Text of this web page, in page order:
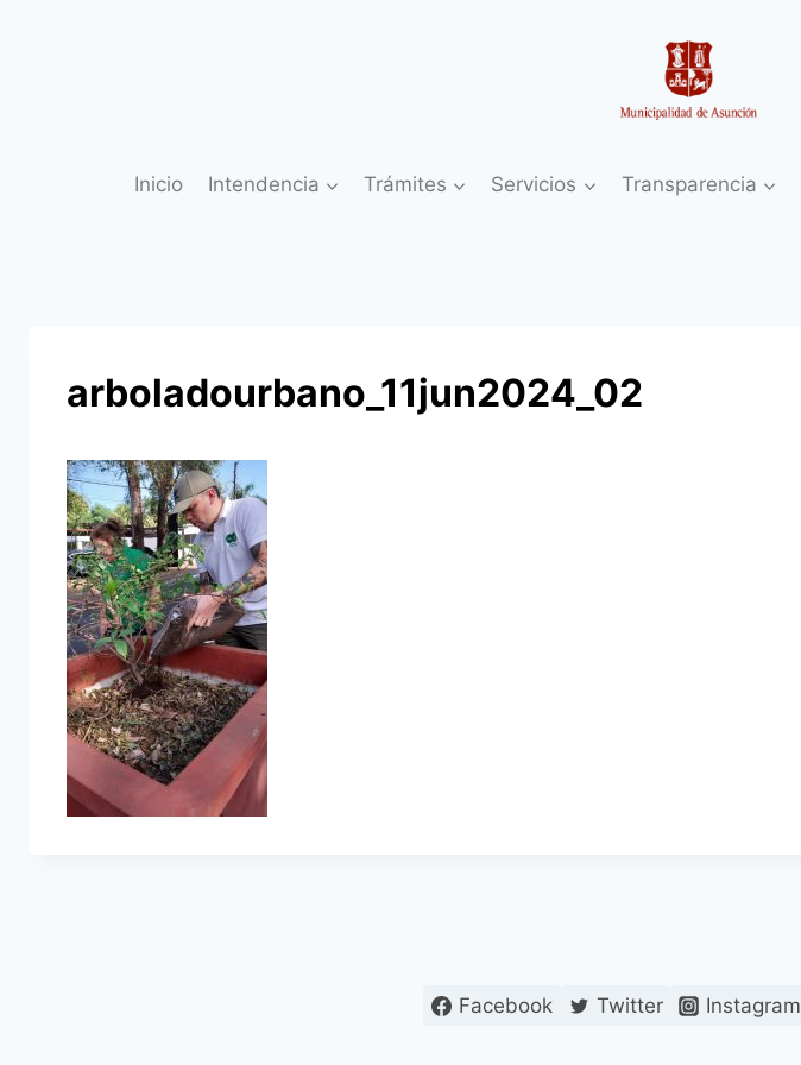
Inicio Intendencia Trámites Servicios Transparencia
arboladourbano_11jun2024_02
Facebook Twitter Instagram